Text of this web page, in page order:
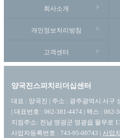
회사소개
개인정보처리방침
고객센터
양국진스피치리더십센터
대표 : 양국진 | 주소 : 광주광역시 서구
| 대표번호 : 062-381-4474 | 팩스 : 062-
지점주소: 전남 영광군 영광읍 물무로
사업자등록번호 : 743-95-00743 | 사업